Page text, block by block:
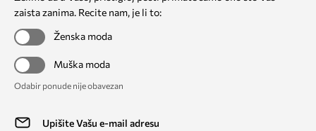
zaista zanima. Recite nam, je li to:
Ženska moda
Muška moda
Odabir ponude nije obavezan